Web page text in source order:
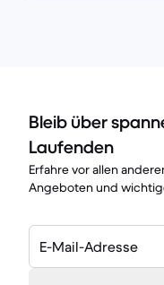
Bleib über
Laufenden
Erfahre vor allen
Angeboten und
E-Mail-Adresse